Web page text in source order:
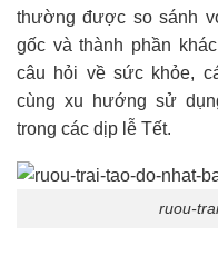
thường được so sánh
gốc và thành phần
câu hỏi về sức khỏe,
cùng xu hướng sử
trong các dịp lễ Tết.
ruou-